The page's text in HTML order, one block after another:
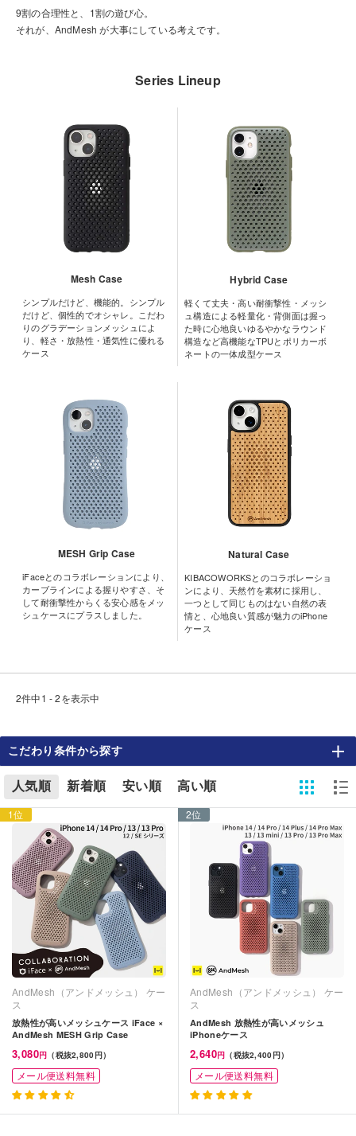
9割の合理性と、1割の遊び心。
それが、AndMesh が大事にしている考えです。
Series Lineup
Mesh Case
シンプルだけど、機能的。シンプル
だけど、個性的でオシャレ。こだわ
りのグラデーションメッシュによ
り、軽さ・放熱性・通気性に優れる
ケース
Hybrid Case
軽くて丈夫・高い耐衝撃性・メッシ
ュ構造による軽量化・背側面は握っ
た時に心地良いゆるやかなラウンド
構造など高機能なTPUとポリカーボ
ネートの一体成型ケース
MESH Grip Case
iFaceとのコラボレーションにより、
カーブラインによる握りやすさ、そ
して耐衝撃性からくる安心感をメッ
シュケースにプラスしました。
Natural Case
KIBACOWORKSとのコラボレーショ
ンにより、天然竹を素材に採用し、
一つとして同じものはない自然の表
情と、心地良い質感が魅力のiPhone
ケース
2件中1 - 2を表示中
こだわり条件から探す
人気順 新着順 安い順 高い順
1位
AndMesh（アンドメッシュ） ケー
ス
放熱性が高いメッシュケース iFace ×
AndMesh MESH Grip Case
3,080円 （税抜2,800円）
メール便送料無料
2位
AndMesh（アンドメッシュ） ケー
ス
AndMesh 放熱性が高いメッシュ
iPhoneケース
2,640円 （税抜2,400円）
メール便送料無料